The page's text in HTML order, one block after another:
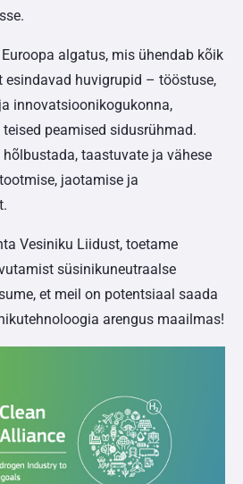
algatus, mis ühendab kõik
esindavad huvigrupid – tööstuse,
innovatsioonikogukonna,
peamised sidusrühmad.
hõlbustada, taastuvate ja vähese
jaotamise ja
Vesiniku Liidust, toetame
süsinikuneutraalse
et meil on potentsiaal saada
arengus maailmas!